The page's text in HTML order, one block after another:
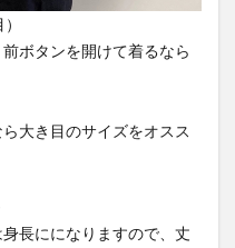
ボタンを開けて着るなら
大き目のサイズをオスス
長にになりますので、丈